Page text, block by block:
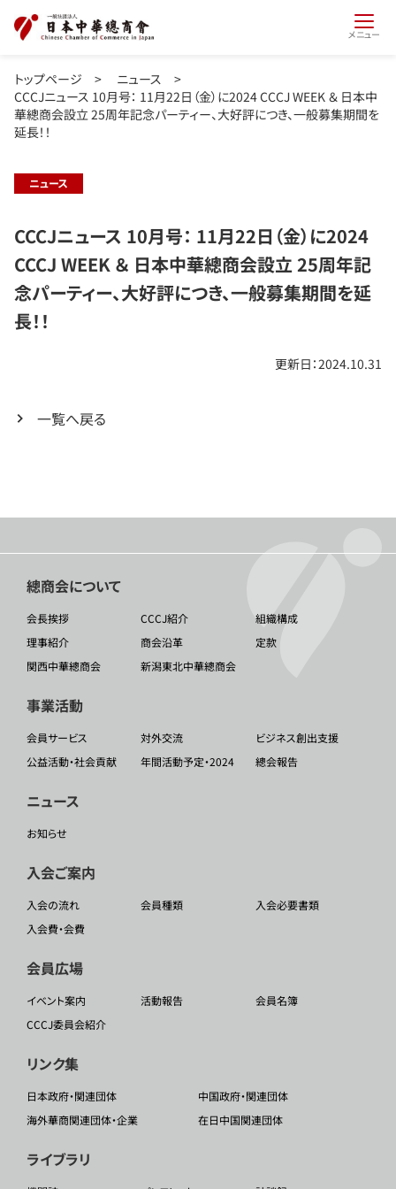
メニュー
トップページ > ニュース >
CCCJニュース 10月号： 11月22日（金）に2024 CCCJ WEEK ＆ 日本中
華總商会設立 25周年記念パーティー、大好評につき、一般募集期間を
延長！！
ニュース
CCCJニュース 10月号： 11月22日（金）に2024
CCCJ WEEK ＆ 日本中華總商会設立 25周年記
念パーティー、大好評につき、一般募集期間を延
長！！
更新日：2024.10.31
一覧へ戻る
總商会について
会長挨拶 CCCJ紹介
組織構成
理事紹介
商会沿革
定款
関西中華總商会
新潟東北中華總商会
事業活動
会員サービス 対外交流
ビジネス創出支援
公益活動・社会貢献
年間活動予定・2024 總会報告
ニュース
お知らせ
入会ご案内
入会の流れ 会員種類
入会必要書類
入会費・会費
会員広場
イベント案内 活動報告
会員名簿
CCCJ委員会紹介
リンク集
日本政府・関連団体
中国政府・関連団体
海外華商関連団体・企業
在日中国関連団体
ライブラリ